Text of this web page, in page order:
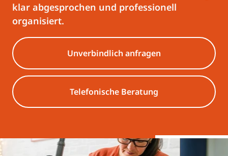
klar abgesprochen und professionell
organisiert.
Unverbindlich anfragen
Telefonische Beratung